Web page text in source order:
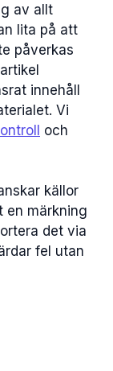
av allt
lita på att
påverkas
innehåll
Vi
och
källor
en märkning
det via
fel utan